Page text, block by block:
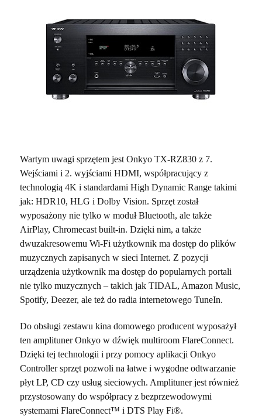
Wartym uwagi sprzętem jest Onkyo TX-RZ830 z 7.
Wejściami i 2. wyjściami HDMI, współpracujący z
technologią 4K i standardami High Dynamic Range takimi
jak: HDR10, HLG i Dolby Vision. Sprzęt został
wyposażony nie tylko w moduł Bluetooth, ale także
AirPlay, Chromecast built-in. Dzięki nim, a także
dwuzakresowemu Wi-Fi użytkownik ma dostęp do plików
muzycznych zapisanych w sieci Internet. Z pozycji
urządzenia użytkownik ma dostęp do popularnych portali
nie tylko muzycznych – takich jak TIDAL, Amazon Music,
Spotify, Deezer, ale też do radia internetowego TuneIn.
Do obsługi zestawu kina domowego producent wyposażył
ten amplituner Onkyo w dźwięk multiroom FlareConnect.
Dzięki tej technologii i przy pomocy aplikacji Onkyo
Controller sprzęt pozwoli na łatwe i wygodne odtwarzanie
płyt LP, CD czy usług sieciowych. Amplituner jest również
przystosowany do współpracy z bezprzewodowymi
systemami FlareConnect™ i DTS Play Fi®.